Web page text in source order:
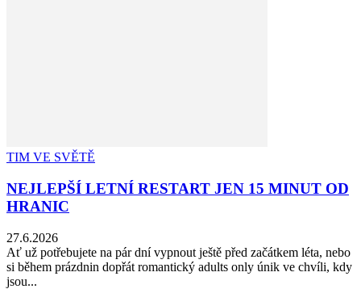
TIM VE SVĚTĚ
NEJLEPŠÍ LETNÍ RESTART JEN 15 MINUT OD
HRANIC
27.6.2026
Ať už potřebujete na pár dní vypnout ještě před začátkem léta, nebo
si během prázdnin dopřát romantický adults only únik ve chvíli, kdy
jsou...